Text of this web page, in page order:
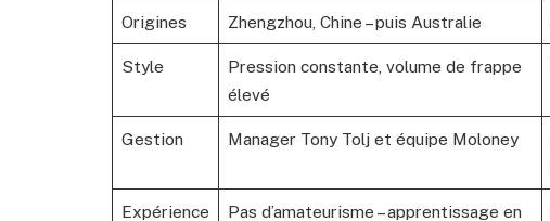
Origines Zhengzhou, Chine – puis Australie
Style
Pression constante, volume de frappe
élevé
Gestion Manager Tony Tolj et équipe Moloney
Expérience
Pas d’amateurisme – apprentissage en